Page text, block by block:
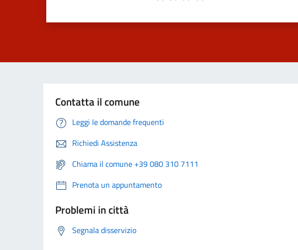
Contatta il comune
Leggi le domande frequenti
Richiedi Assistenza
Chiama il comune +39 080 310 7111
Prenota un appuntamento
Problemi in città
Segnala disservizio